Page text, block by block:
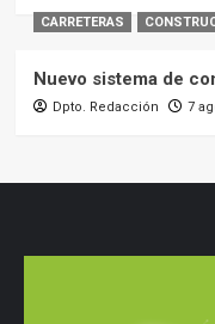
CARRETERAS
Nuevo sistema de
Dpto. Redacción 7